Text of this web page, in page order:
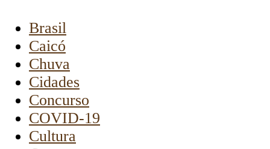
Brasil
Caicó
Chuva
Cidades
Concurso
COVID-19
Cultura